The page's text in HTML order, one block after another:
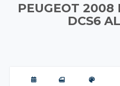
PEUGEOT 2008
DCS6